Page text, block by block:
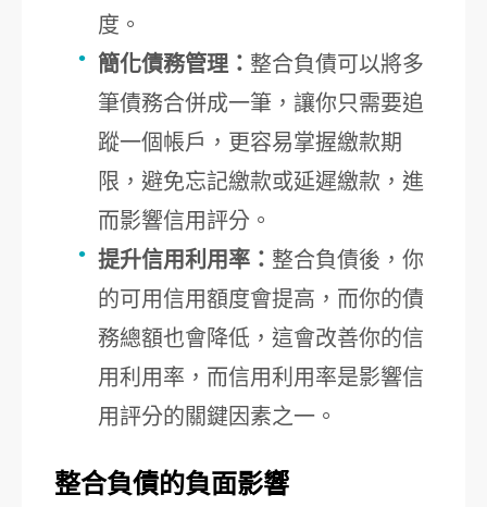
度。
簡化債務管理： 整合負債可以將多
筆債務合併成一筆，讓你只需要追
蹤一個帳戶，更容易掌握繳款期
限，避免忘記繳款或延遲繳款，進
而影響信用評分。
提升信用利用率： 整合負債後，你
的可用信用額度會提高，而你的債
務總額也會降低，這會改善你的信
用利用率，而信用利用率是影響信
用評分的關鍵因素之一。
整合負債的負面影響